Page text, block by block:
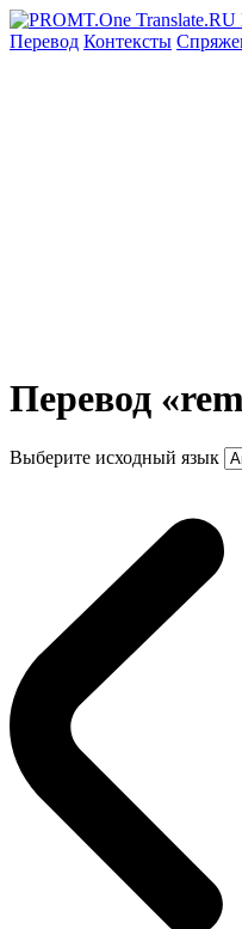
Перевод Контексты
Перевод
Выберите исходный язык